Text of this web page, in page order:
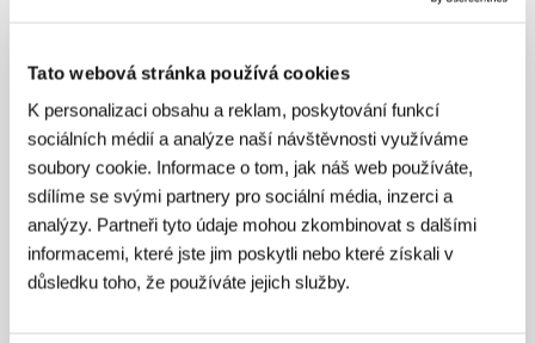
Tato webová stránka používá cookies
K personalizaci obsahu a reklam, poskytování funkcí
sociálních médií a analýze naší návštěvnosti využíváme
soubory cookie. Informace o tom, jak náš web používáte,
sdílíme se svými partnery pro sociální média, inzerci a
analýzy. Partneři tyto údaje mohou zkombinovat s dalšími
informacemi, které jste jim poskytli nebo které získali v
důsledku toho, že používáte jejich služby.
klaudia.androsovits@filmalap.hu
Hosté